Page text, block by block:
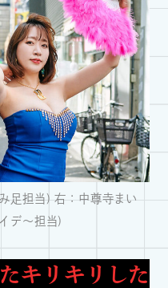
足担当) 右：中尊寺まい
デ～担当)
キリキリした